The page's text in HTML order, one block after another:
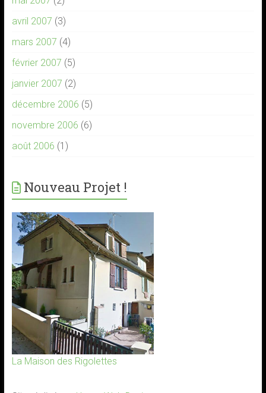
avril 2007 (3)
mars 2007 (4)
février 2007 (5)
janvier 2007 (2)
décembre 2006 (5)
novembre 2006 (6)
août 2006 (1)
Nouveau Projet !
La Maison des Rigolettes